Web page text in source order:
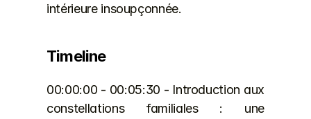
intérieure insoupçonnée.
Timeline
00:00:00 - 00:05:30 - Introduction aux
constellations familiales : une